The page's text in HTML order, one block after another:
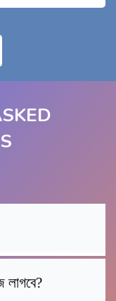
লাগবে?